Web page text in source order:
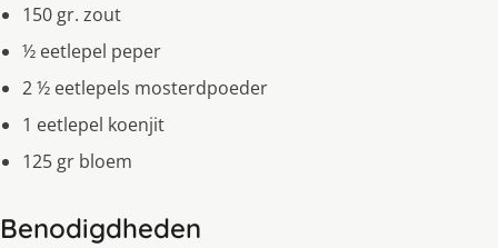
150 gr. zout
½ eetlepel peper
2 ½ eetlepels mosterdpoeder
1 eetlepel koenjit
125 gr bloem
Benodigdheden